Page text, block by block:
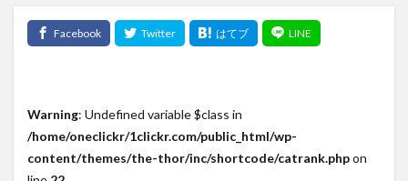
Warning: Undefined variable $class in
/home/oneclickr/1clickr.com/public_html/wp-
content/themes/the-thor/inc/shortcode/catrank.phpon